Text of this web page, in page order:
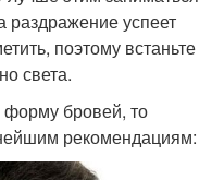
раздражение успеет
поэтому встаньте
света.
бровей, то
рекомендациям: